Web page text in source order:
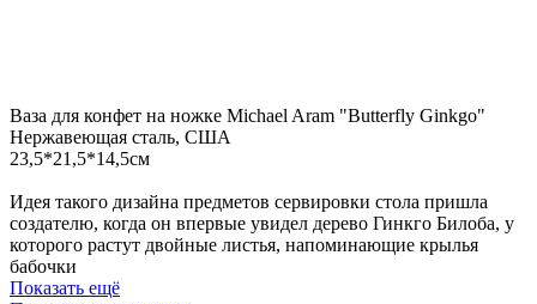
Ваза для конфет на ножке Michael Aram "Butterfly Ginkgo"
Нержавеющая сталь, США
23,5*21,5*14,5см
Идея такого дизайна предметов сервировки стола пришла
создателю, когда он впервые увидел дерево Гинкго Билоба, у
которого растут двойные листья, напоминающие крылья
бабочки
Показать ещё